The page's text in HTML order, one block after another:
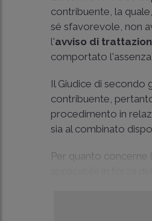
contribuente, la
sé sfavorevole, non
l'avviso di
comportato
Il Giudice di secondo
contribuente,
procedimento in
sia al combinato
Per quanto concerne